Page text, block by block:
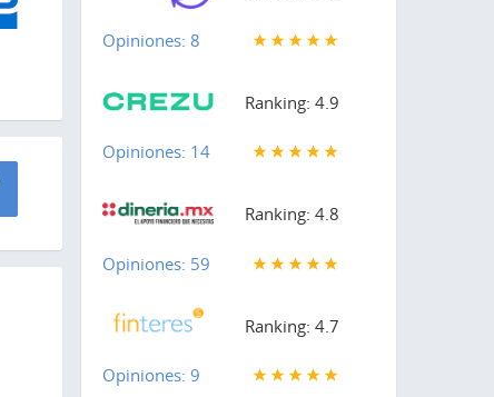
Opiniones: 8
Ranking: 4.9
Opiniones: 14
Ranking: 4.8
Opiniones: 59
Ranking: 4.7
Opiniones: 9